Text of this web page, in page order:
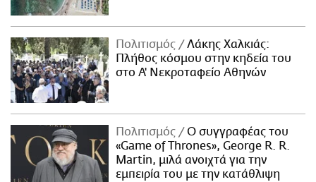
Πολιτισμός
Λάκης Χαλκιάς:
Πλήθος κόσμου στην κηδεία του
στο Α' Νεκροταφείο Αθηνών
Πολιτισμός
Ο συγγραφέας του
«Game of Thrones», George R. R.
Martin, μιλά ανοιχτά για την
εμπειρία του με την κατάθλιψη